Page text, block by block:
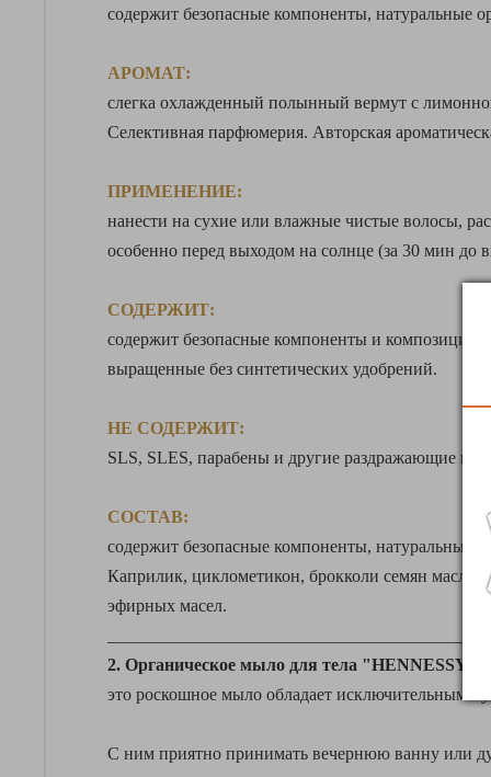
содержит безопасные компоненты, натуральные
АРОМАТ:
слегка охлажденный полынный вермут с
Селективная парфюмерия. Авторская
ПРИМЕНЕНИЕ:
нанести на сухие или влажные чистые волосы,
особенно перед выходом на солнце (за 30 мин до
СОДЕРЖИТ:
содержит безопасные компоненты и композицию
выращенные без синтетических удобрений.
НЕ СОДЕРЖИТ:
SLS, SLES, парабены и другие раздражающие
СОСТАВ:
содержит безопасные компоненты, натуральные
Каприлик, циклометикон, брокколи семян
эфирных масел.
2. Органическое мыло для тела "HENNESSY":
это роскошное мыло обладает исключительными
С ним приятно принимать вечернюю ванну или